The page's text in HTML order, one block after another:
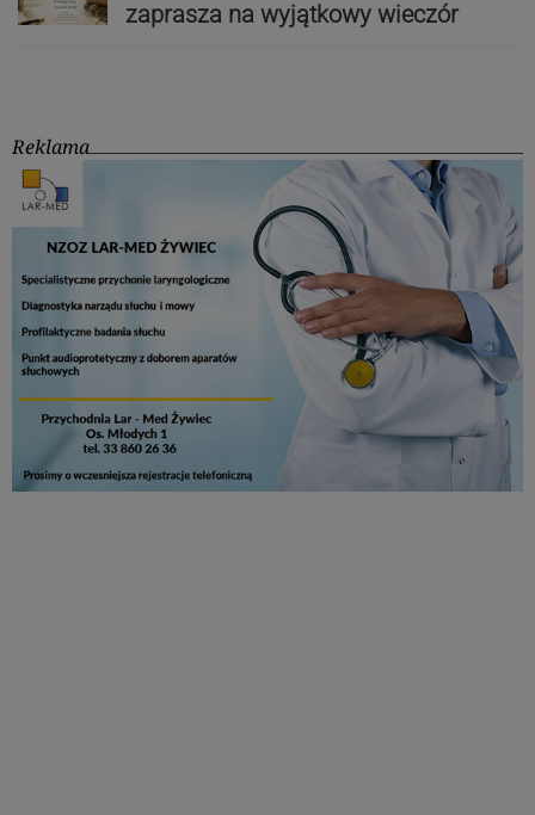
zaprasza na wyjątkowy wieczór
Reklama